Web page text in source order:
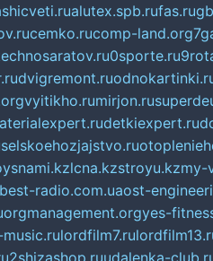
alutex.spb.rufas.ru
cemko.rucomp-land.org
0sporte.ru
dvigremont.ru
vyitikho.rumirjon.ru
detkiexpert.ru
selskoehozjajstvo.ru
lcna.kzstroyu.kzmy-
best-radio.com.uaost-
orgmanagement.orgyes-
lordfilm7.ru
2shizashop.ruudalenka-